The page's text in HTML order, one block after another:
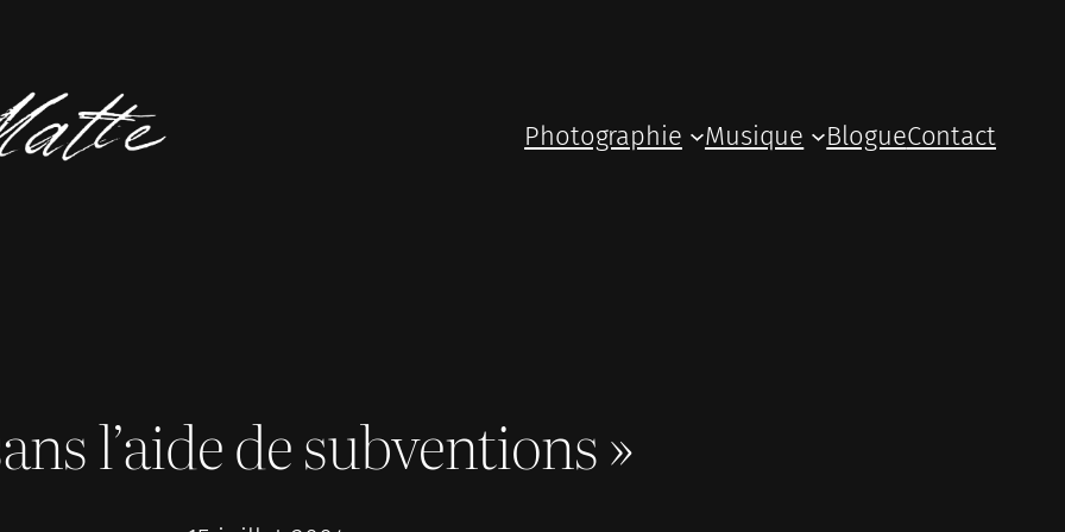
Photographie
Musique BlogueContact
l’aide de subventions »